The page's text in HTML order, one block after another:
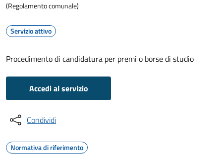
(Regolamento comunale)
Servizio attivo
Procedimento di candidatura per premi o borse di studio
Accedi al servizio
Condividi
Normativa di riferimento